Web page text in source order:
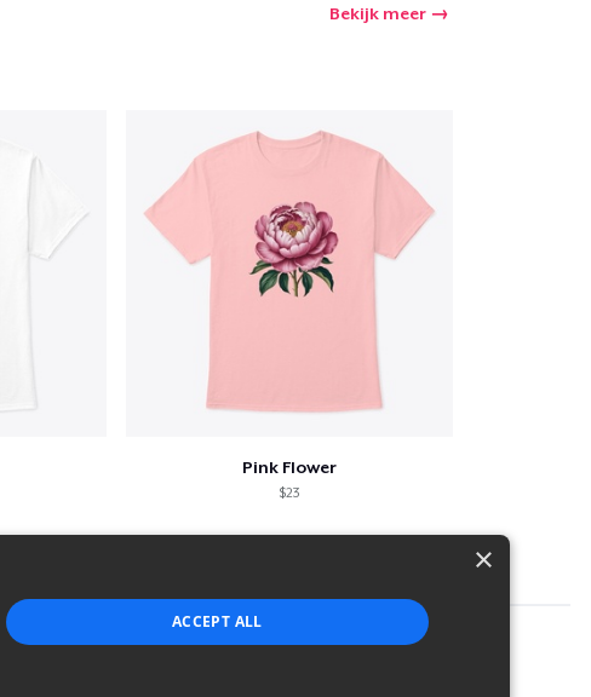
Bekijk meer
Pink Flower
$23
×
ACCEPT ALL